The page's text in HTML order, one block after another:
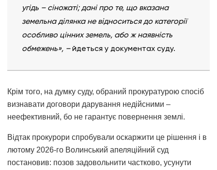
угідь – сіножаті; дані про те, що вказана
земельна ділянка не відноситься до категорії
особливо цінних земель, або ж наявність
обмежень», –йдеться у документах суду.
Крім того, на думку суду, обраний прокуратурою спосіб
визнавати договори дарування недійсними –
неефективний, бо не гарантує повернення землі.
Відтак прокурори спробували оскаржити це рішення і в
лютому 2026-го Волинський апеляційний суд
постановив: позов задовольнити частково, усунути